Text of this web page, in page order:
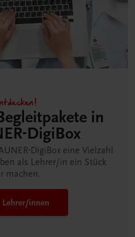
in
DigiBox
DigiBox eine Vielzahl
als Lehrer/in ein Stück
machen.
innen